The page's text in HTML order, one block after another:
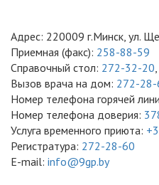
Адрес: 220009 г.Минск, ул.
Приемная (факс): 258-88-59
Справочный стол: 272-32-20,
Вызов врача на дом: 272-28-
Номер телефона горячей
Номер телефона доверия:
Услуга временного приюта:
Регистратура: 272-28-60
E-mail: info@9gp.by